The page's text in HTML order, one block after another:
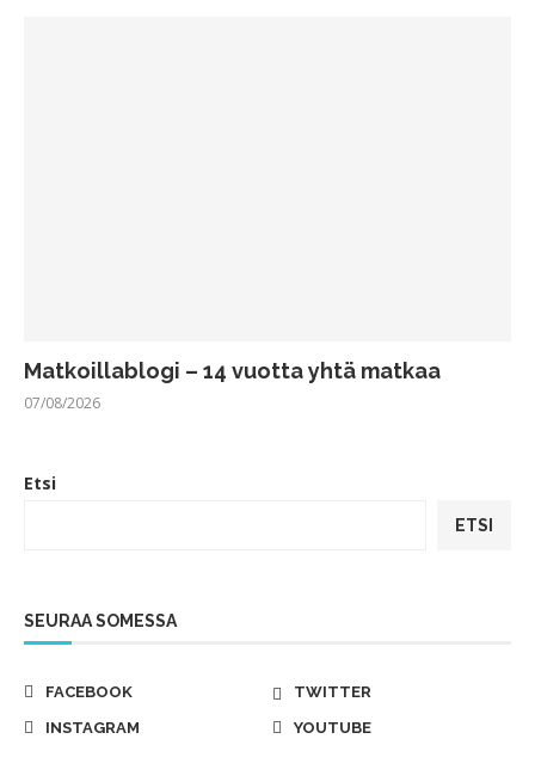
Matkoillablogi – 14 vuotta yhtä matkaa
07/08/2026
Etsi
ETSI
SEURAA SOMESSA
FACEBOOK
TWITTER
INSTAGRAM
YOUTUBE